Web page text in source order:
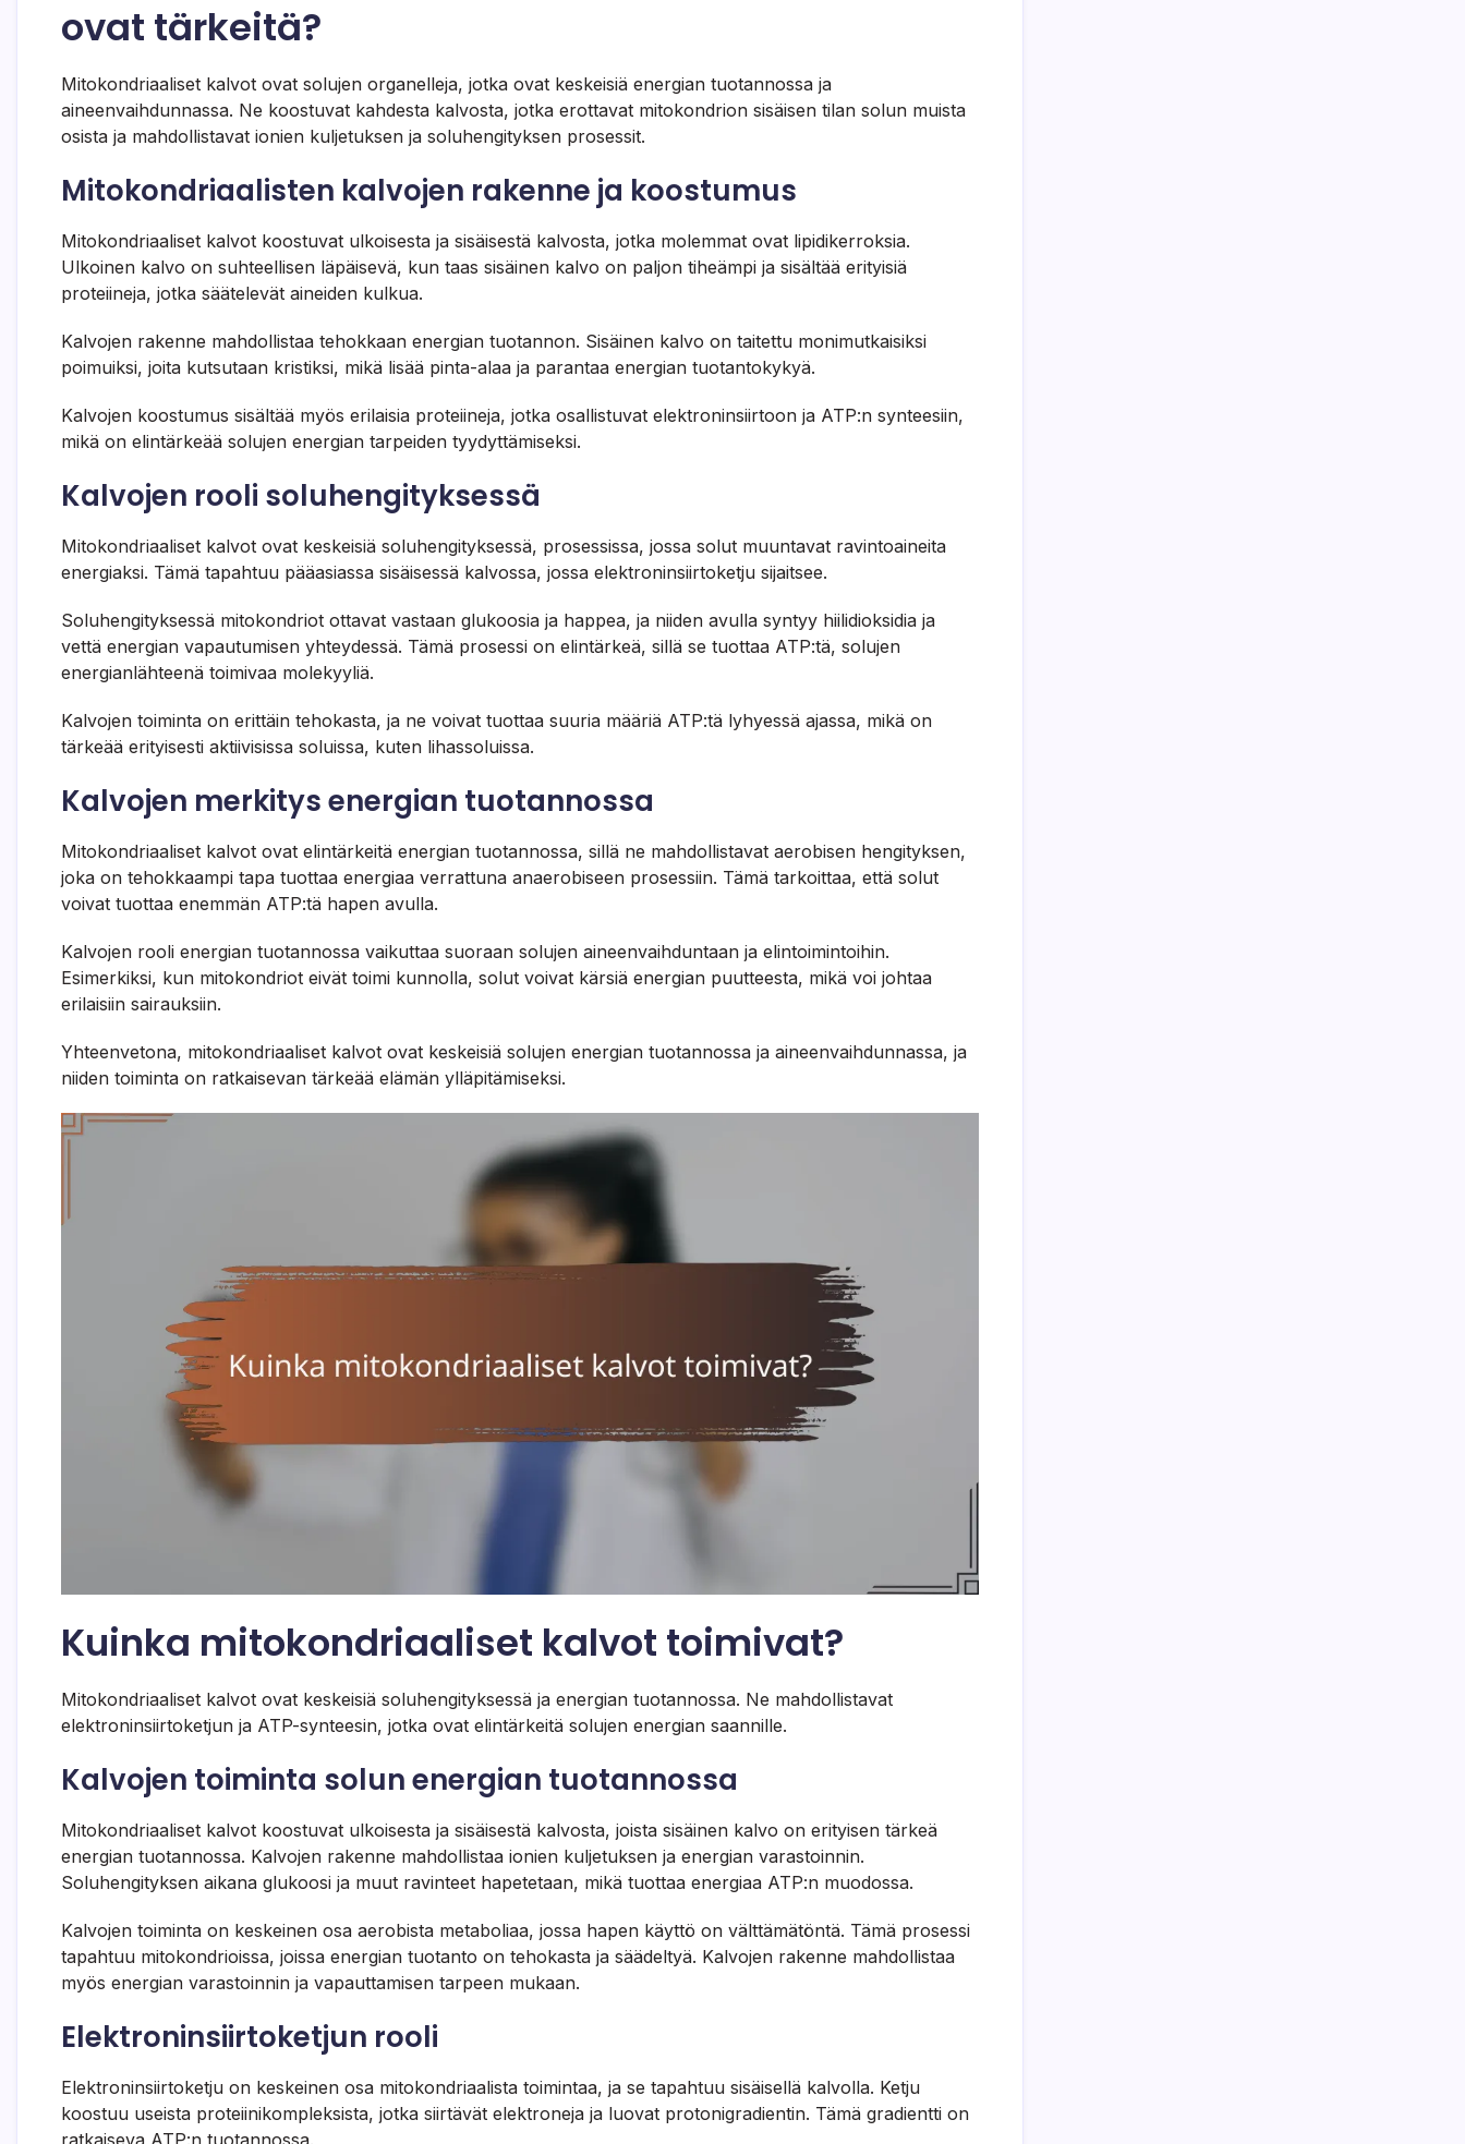
ovat tärkeitä?
Mitokondriaaliset kalvot ovat solujen organelleja, jotka ovat keskeisiä energian tuotannossa ja
aineenvaihdunnassa. Ne koostuvat kahdesta kalvosta, jotka erottavat mitokondrion sisäisen tilan solun muista
osista ja mahdollistavat ionien kuljetuksen ja soluhengityksen prosessit.
Mitokondriaalisten kalvojen rakenne ja koostumus
Mitokondriaaliset kalvot koostuvat ulkoisesta ja sisäisestä kalvosta, jotka molemmat ovat lipidikerroksia.
Ulkoinen kalvo on suhteellisen läpäisevä, kun taas sisäinen kalvo on paljon tiheämpi ja sisältää erityisiä
proteiineja, jotka säätelevät aineiden kulkua.
Kalvojen rakenne mahdollistaa tehokkaan energian tuotannon. Sisäinen kalvo on taitettu monimutkaisiksi
poimuiksi, joita kutsutaan kristiksi, mikä lisää pinta-alaa ja parantaa energian tuotantokykyä.
Kalvojen koostumus sisältää myös erilaisia proteiineja, jotka osallistuvat elektroninsiirtoon ja ATP:n synteesiin,
mikä on elintärkeää solujen energian tarpeiden tyydyttämiseksi.
Kalvojen rooli soluhengityksessä
Mitokondriaaliset kalvot ovat keskeisiä soluhengityksessä, prosessissa, jossa solut muuntavat ravintoaineita
energiaksi. Tämä tapahtuu pääasiassa sisäisessä kalvossa, jossa elektroninsiirtoketju sijaitsee.
Soluhengityksessä mitokondriot ottavat vastaan glukoosia ja happea, ja niiden avulla syntyy hiilidioksidia ja
vettä energian vapautumisen yhteydessä. Tämä prosessi on elintärkeä, sillä se tuottaa ATP:tä, solujen
energianlähteenä toimivaa molekyyliä.
Kalvojen toiminta on erittäin tehokasta, ja ne voivat tuottaa suuria määriä ATP:tä lyhyessä ajassa, mikä on
tärkeää erityisesti aktiivisissa soluissa, kuten lihassoluissa.
Kalvojen merkitys energian tuotannossa
Mitokondriaaliset kalvot ovat elintärkeitä energian tuotannossa, sillä ne mahdollistavat aerobisen hengityksen,
joka on tehokkaampi tapa tuottaa energiaa verrattuna anaerobiseen prosessiin. Tämä tarkoittaa, että solut
voivat tuottaa enemmän ATP:tä hapen avulla.
Kalvojen rooli energian tuotannossa vaikuttaa suoraan solujen aineenvaihduntaan ja elintoimintoihin.
Esimerkiksi, kun mitokondriot eivät toimi kunnolla, solut voivat kärsiä energian puutteesta, mikä voi johtaa
erilaisiin sairauksiin.
Yhteenvetona, mitokondriaaliset kalvot ovat keskeisiä solujen energian tuotannossa ja aineenvaihdunnassa, ja
niiden toiminta on ratkaisevan tärkeää elämän ylläpitämiseksi.
Kuinka mitokondriaaliset kalvot toimivat?
Mitokondriaaliset kalvot ovat keskeisiä soluhengityksessä ja energian tuotannossa. Ne mahdollistavat
elektroninsiirtoketjun ja ATP-synteesin, jotka ovat elintärkeitä solujen energian saannille.
Kalvojen toiminta solun energian tuotannossa
Mitokondriaaliset kalvot koostuvat ulkoisesta ja sisäisestä kalvosta, joista sisäinen kalvo on erityisen tärkeä
energian tuotannossa. Kalvojen rakenne mahdollistaa ionien kuljetuksen ja energian varastoinnin.
Soluhengityksen aikana glukoosi ja muut ravinteet hapetetaan, mikä tuottaa energiaa ATP:n muodossa.
Kalvojen toiminta on keskeinen osa aerobista metaboliaa, jossa hapen käyttö on välttämätöntä. Tämä prosessi
tapahtuu mitokondrioissa, joissa energian tuotanto on tehokasta ja säädeltyä. Kalvojen rakenne mahdollistaa
myös energian varastoinnin ja vapauttamisen tarpeen mukaan.
Elektroninsiirtoketjun rooli
Elektroninsiirtoketju on keskeinen osa mitokondriaalista toimintaa, ja se tapahtuu sisäisellä kalvolla. Ketju
koostuu useista proteiinikompleksista, jotka siirtävät elektroneja ja luovat protonigradientin. Tämä gradientti on